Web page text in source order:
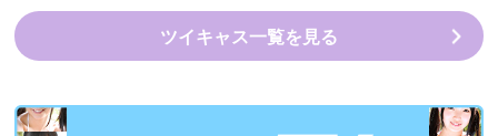
ツイキャス一覧を見る